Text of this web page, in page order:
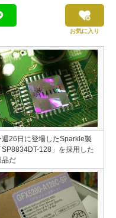
お気に入り
週26日に登場したSparkle製
SP8834DT-128」を採用した
品だ